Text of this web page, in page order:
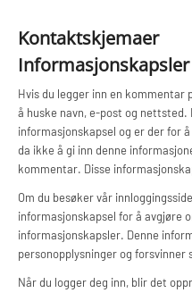
Kontaktskjemaer
Informasjonskapsler
Hvis du legger inn en kommentar
å huske navn, e-post og nettsted.
informasjonskapsel og er der for
da ikke å gi inn denne
kommentar. Disse
Om du besøker vår
informasjonskapsel for å avgjøre
informasjonskapsler. Denne
personopplysninger og
Når du logger deg inn, blir det